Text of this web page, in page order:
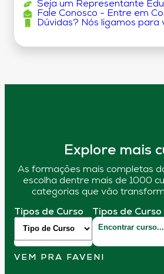
Seja um Representante
Fale Conosco - Entre em
Dúvidas? Nós ligamos para
Explore mais
As formações mais completas
escolha dentre mais de 1000
categorias que vão
Tipos de Curso Tipos de Curso
VEM PRA FAVENI